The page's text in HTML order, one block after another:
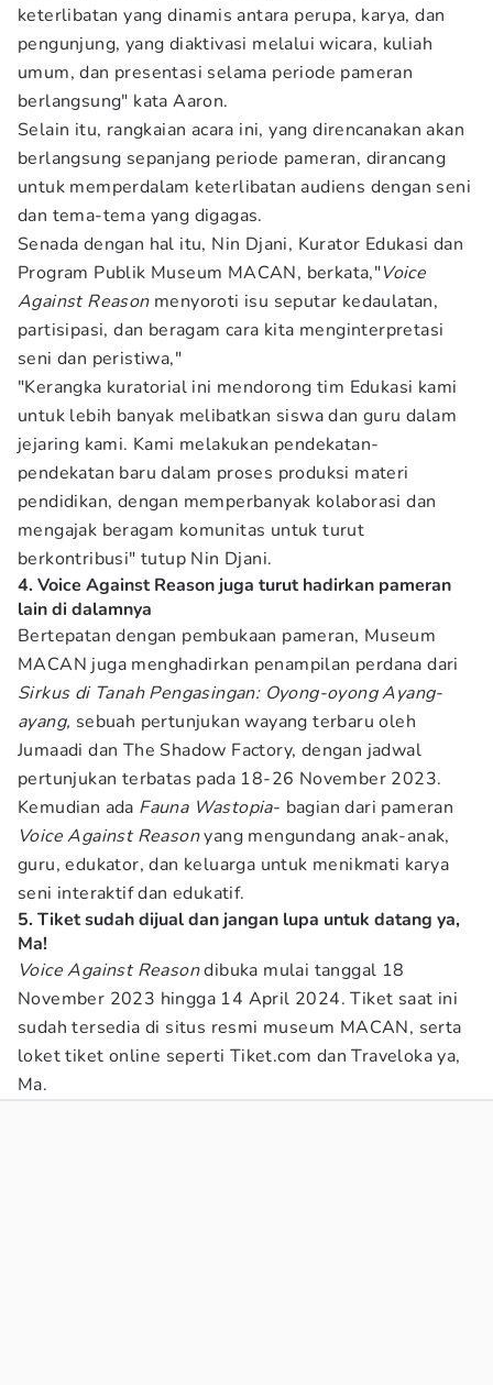
keterlibatan yang dinamis antara perupa, karya, dan
pengunjung, yang diaktivasi melalui wicara, kuliah
umum, dan presentasi selama periode pameran
berlangsung" kata Aaron.
Selain itu, rangkaian acara ini, yang direncanakan akan
berlangsung sepanjang periode pameran, dirancang
untuk memperdalam keterlibatan audiens dengan seni
dan tema-tema yang digagas.
Senada dengan hal itu, Nin Djani, Kurator Edukasi dan
Program Publik Museum MACAN, berkata,"Voice
Against Reasonmenyoroti isu seputar kedaulatan,
partisipasi, dan beragam cara kita menginterpretasi
seni dan peristiwa,"
"Kerangka kuratorial ini mendorong tim Edukasi kami
untuk lebih banyak melibatkan siswa dan guru dalam
jejaring kami. Kami melakukan pendekatan-
pendekatan baru dalam proses produksi materi
pendidikan, dengan memperbanyak kolaborasi dan
mengajak beragam komunitas untuk turut
berkontribusi" tutup Nin Djani.
4. Voice Against Reason juga turut hadirkan pameran
lain di dalamnya
Bertepatan dengan pembukaan pameran, Museum
MACAN juga menghadirkan penampilan perdana dari
Sirkus di Tanah Pengasingan: Oyong-oyong Ayang-
ayang, sebuah pertunjukan wayang terbaru oleh
Jumaadi dan The Shadow Factory, dengan jadwal
pertunjukan terbatas pada 18-26 November 2023.
Kemudian ada Fauna Wastopia- bagian dari pameran
Voice Against Reasonyang mengundang anak-anak,
guru, edukator, dan keluarga untuk menikmati karya
seni interaktif dan edukatif.
5. Tiket sudah dijual dan jangan lupa untuk datang ya,
Ma!
Voice Against Reasondibuka mulai tanggal 18
November 2023 hingga 14 April 2024. Tiket saat ini
sudah tersedia di situs resmi museum MACAN, serta
loket tiket online seperti Tiket.com dan Traveloka ya,
Ma.